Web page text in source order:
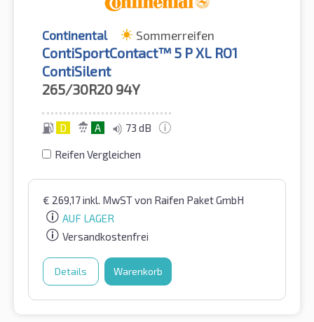
Continental Sommerreifen
ContiSportContact™ 5 P XL RO1
ContiSilent
265/30R20 94Y
D A 73 dB
Reifen Vergleichen
€ 269,17inkl. MwSTvon Raifen Paket GmbH
AUF LAGER
Versandkostenfrei
Details Warenkorb